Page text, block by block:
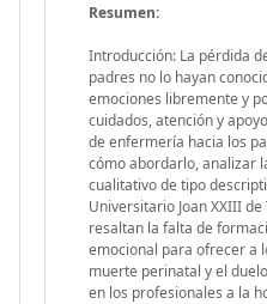
Resumen:
Introducción: La pérdida
padres no lo hayan
emociones libremente y
cuidados, atención y
de enfermería hacia los
cómo abordarlo, analizar
cualitativo de tipo
Universitario Joan XXIII
resaltan la falta de
emocional para ofrecer a
muerte perinatal y el
en los profesionales a la